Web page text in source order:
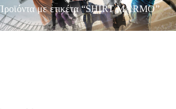
με ετικέτα “SHIRT MARMO”